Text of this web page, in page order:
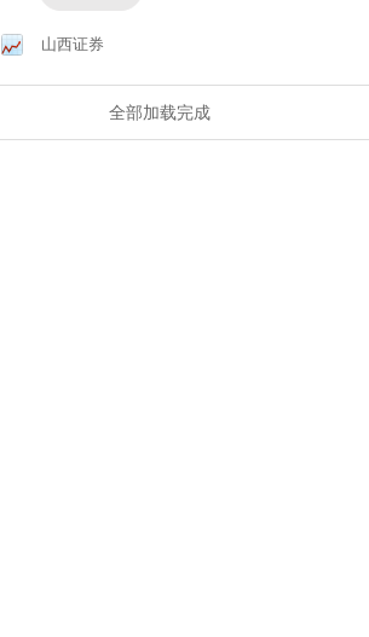
山西证券
全部加载完成